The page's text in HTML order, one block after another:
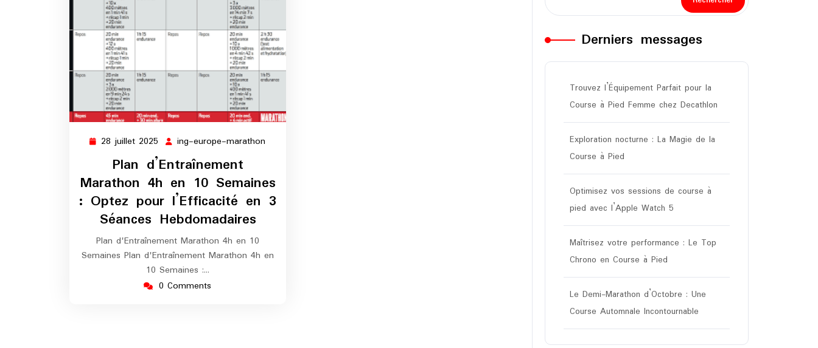
28 juillet 2025 28
juillet
2025
ing-europe-marathon
Plan d’Entraînement
Marathon 4h en 10 Semaines
: Optez pour l’Efficacité en 3
Séances Hebdomadaires
Plan d'Entraînement Marathon 4h en 10
Semaines Plan d'Entraînement Marathon 4h en
10 Semaines :…
0 Comments
Derniers messages
Trouvez l’Équipement Parfait pour la
Course à Pied Femme chez Decathlon
Exploration nocturne : La Magie de la
Course à Pied
Optimisez vos sessions de course à
pied avec l’Apple Watch 5
Maîtrisez votre performance : Le Top
Chrono en Course à Pied
Le Demi-Marathon d’Octobre : Une
Course Automnale Incontournable